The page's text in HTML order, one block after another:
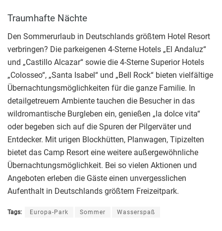
Traumhafte Nächte
Den Sommerurlaub in Deutschlands größtem Hotel Resort
verbringen? Die parkeigenen 4-Sterne Hotels „El Andaluz“
und „Castillo Alcazar“ sowie die 4-Sterne Superior Hotels
„Colosseo“, „Santa Isabel“ und „Bell Rock“ bieten vielfältige
Übernachtungsmöglichkeiten für die ganze Familie. In
detailgetreuem Ambiente tauchen die Besucher in das
wildromantische Burgleben ein, genießen „la dolce vita“
oder begeben sich auf die Spuren der Pilgerväter und
Entdecker. Mit urigen Blockhütten, Planwagen, Tipizelten
bietet das Camp Resort eine weitere außergewöhnliche
Übernachtungsmöglichkeit. Bei so vielen Aktionen und
Angeboten erleben die Gäste einen unvergesslichen
Aufenthalt in Deutschlands größtem Freizeitpark.
Tags: Europa-Park Sommer Wasserspaß